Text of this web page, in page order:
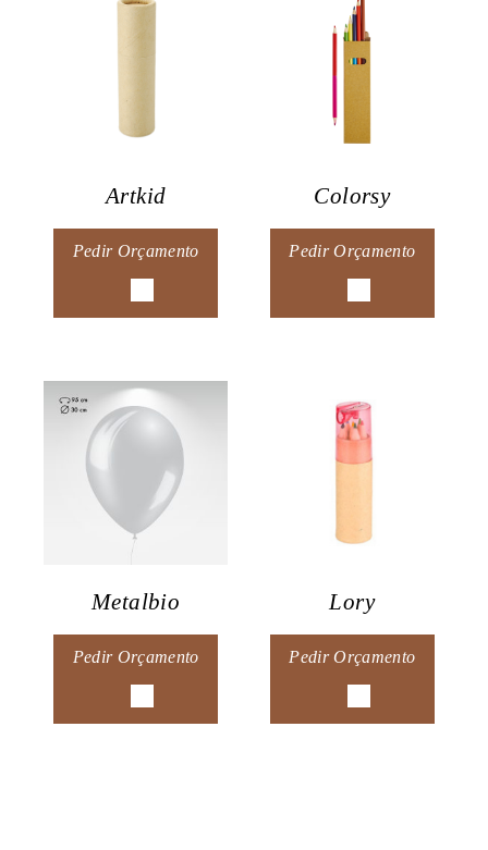
Artkid
Pedir Orçamento
Colorsy
Pedir Orçamento
Metalbio
Pedir Orçamento
Lory
Pedir Orçamento